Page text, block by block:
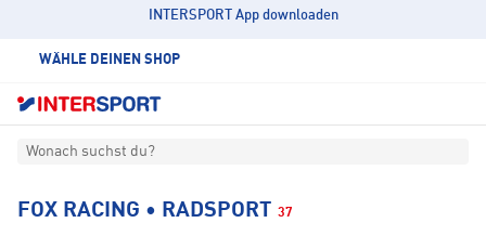
INTERSPORT App downloaden
WÄHLE DEINEN SHOP
Wonach suchst du?
FOX RACING • RADSPORT 37